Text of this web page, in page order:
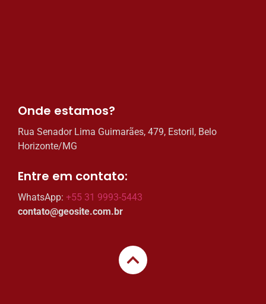
Onde estamos?​
Rua Senador Lima Guimarães, 479, Estoril, Belo
Horizonte/MG
Entre em contato:​
WhatsApp: +55 31 9993-5443
contato@geosite.com.br